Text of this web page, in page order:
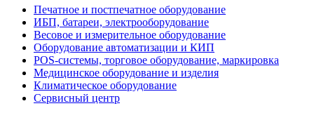
Печатное и постпечатное оборудование
ИБП, батареи, электрооборудование
Весовое и измерительное оборудование
Оборудование автоматизации и КИП
POS-системы, торговое оборудование, маркировка
Медицинское оборудование и изделия
Климатическое оборудование
Сервисный центр